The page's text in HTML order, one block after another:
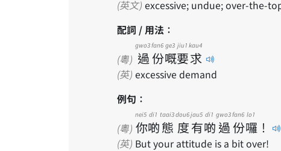
(英文) excessive; undue; over-the-
配詞 / 用法：
(粵) 過
gwo3
份
fan6
嘅
ge3
要
jiu1
求
kau4
(英) excessive demand
例句：
(粵) 你
nei5
啲
di1
態
taai3
度
dou6
有
jau5
啲
di1
過
gwo3
份
fan6
囉
lo1
！
(英) But your attitude is a bit over!